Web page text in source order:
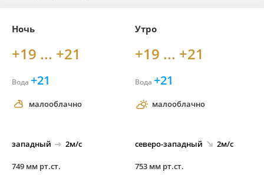
Ночь
+19 ... +21
Вода +21
малооблачно
западный 2м/с
749 мм рт.ст.
Утро
+19 ... +21
Вода +21
малооблачно
северо-западный 2м/с
753 мм рт.ст.